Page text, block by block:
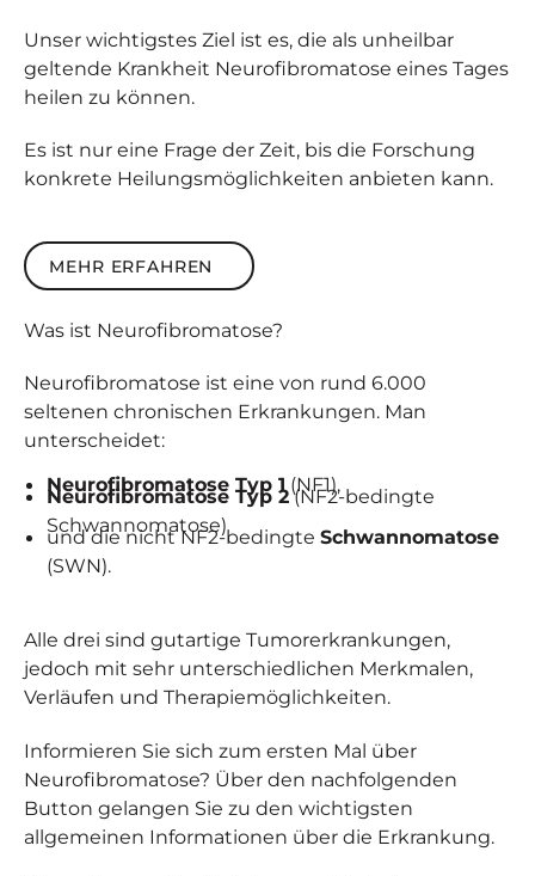
Unser wichtigstes Ziel ist es, die als unheilbar
geltende Krankheit Neurofibromatose eines Tages
heilen zu können.
Es ist nur eine Frage der Zeit, bis die Forschung
konkrete Heilungsmöglichkeiten anbieten kann.
Mehr erfahren
MEHR ERFAHREN
Was ist Neuro­fibro­matose?
Neurofibromatose ist eine von rund 6.000
seltenen chronischen Erkrankungen. Man
unterscheidet:
Neurofibromatose Typ 1 (NF1),
Neurofibromatose Typ 2(NF2-bedingte
Schwannomatose)
und die nicht NF2-bedingteSchwannomatose
(SWN).
Alle drei sind gutartige Tumorerkrankungen,
jedoch mit sehr unterschiedlichen Merkmalen,
Verläufen und Therapiemöglichkeiten.
Informieren Sie sich zum ersten Mal über
Neurofibromatose? Über den nachfolgenden
Button gelangen Sie zu den wichtigsten
allgemeinen Informationen über die Erkrankung.